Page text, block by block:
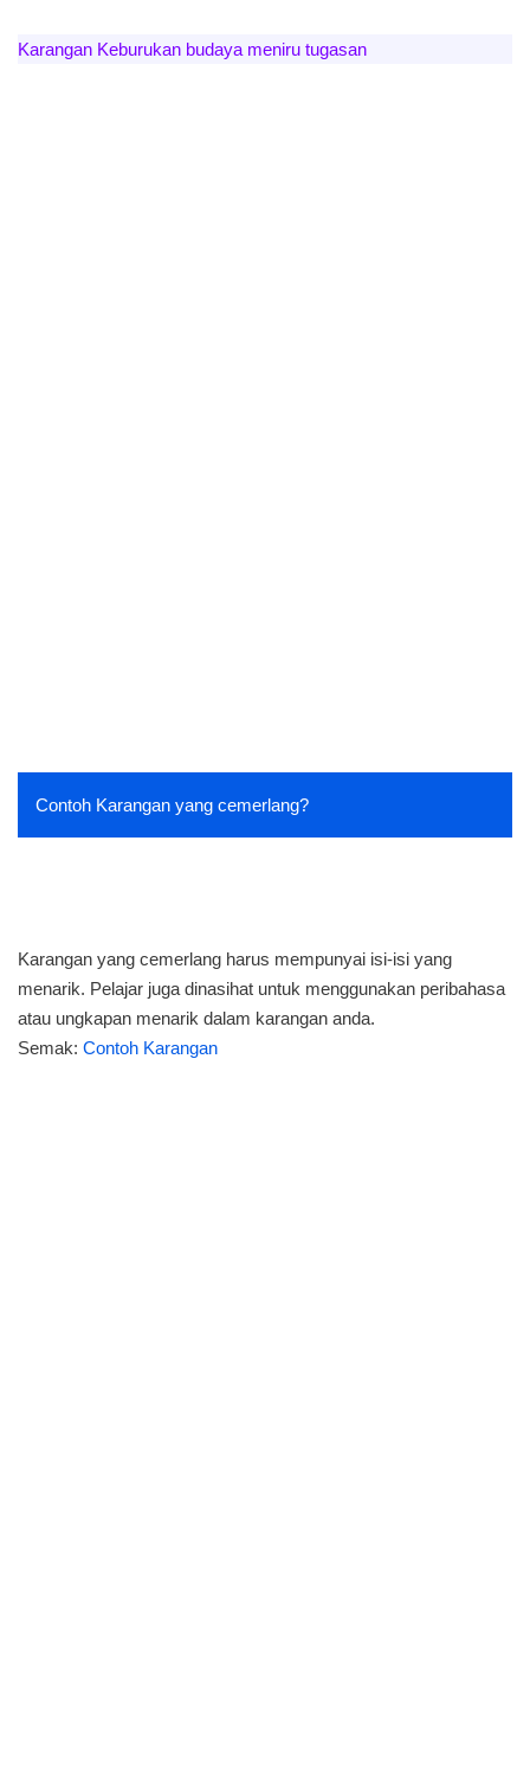
Karangan Keburukan budaya meniru tugasan
Contoh Karangan yang cemerlang?
Karangan yang cemerlang harus mempunyai isi-isi yang
menarik. Pelajar juga dinasihat untuk menggunakan peribahasa
atau ungkapan menarik dalam karangan anda.
Semak: Contoh Karangan